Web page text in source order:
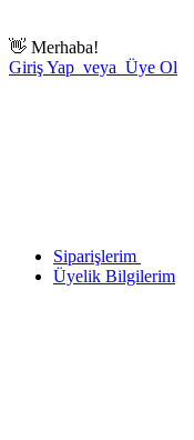
👋 Merhaba!
Giriş Yap veya Üye Ol
Siparişlerim
Üyelik Bilgilerim